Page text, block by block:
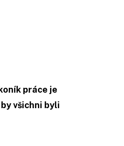
práce je
všichni byli